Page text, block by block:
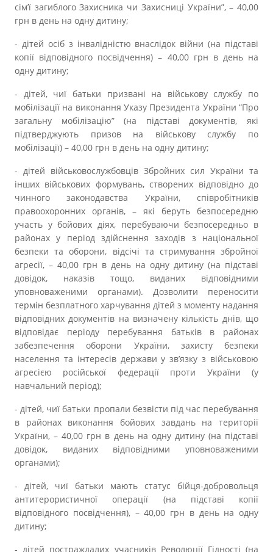
сім’ї загиблого Захисника чи Захисниці України”, – 40,00
грн в день на одну дитину;
- дітей осіб з інвалідністю внаслідок війни (на підставі
копії відповідного посвідчення) – 40,00 грн в день на
одну дитину;
- дітей, чиї батьки призвані на військову службу по
мобілізації на виконання Указу Президента України “Про
загальну мобілізацію” (на підставі документів, які
підтверджують призов на військову службу по
мобілізації) – 40,00 грн в день на одну дитину;
- дітей військовослужбовців Збройних сил України та
інших військових формувань, створених відповідно до
чинного законодавства України, співробітників
правоохоронних органів, – які беруть безпосередню
участь у бойових діях, перебуваючи безпосередньо в
районах у період здійснення заходів з національної
безпеки та оборони, відсічі та стримування збройної
агресії, – 40,00 грн в день на одну дитину (на підставі
довідок, наказів тощо, виданих відповідними
уповноваженими органами). Дозволити переносити
термін безплатного харчування дітей з моменту надання
відповідних документів на визначену кількість днів, що
відповідає періоду перебування батьків в районах
забезпечення оборони України, захисту безпеки
населення та інтересів держави у зв’язку з військовою
агресією російської федерації проти України (у
навчальний період);
- дітей, чиї батьки пропали безвісти під час перебування
в районах виконання бойових завдань на території
України, – 40,00 грн в день на одну дитину (на підставі
довідок, виданих відповідними уповноваженими
органами);
- дітей, чиї батьки мають статус бійця-добровольця
антитерористичної операції (на підставі копії
відповідного посвідчення), – 40,00 грн в день на одну
дитину;
- дітей постраждалих учасників Революції Гідності (на